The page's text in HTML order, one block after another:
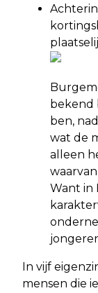
bekend
ben,
wat de
alleen
Want in
In vijf
mensen die